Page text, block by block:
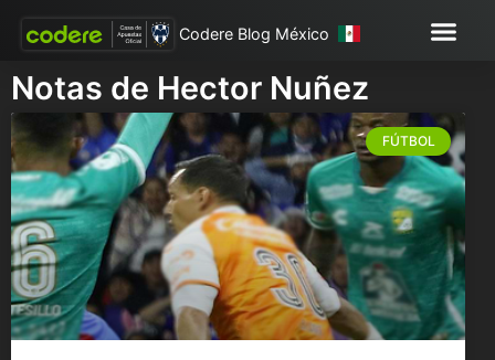
Codere Blog México
Notas de Hector Nuñez
FÚTBOL